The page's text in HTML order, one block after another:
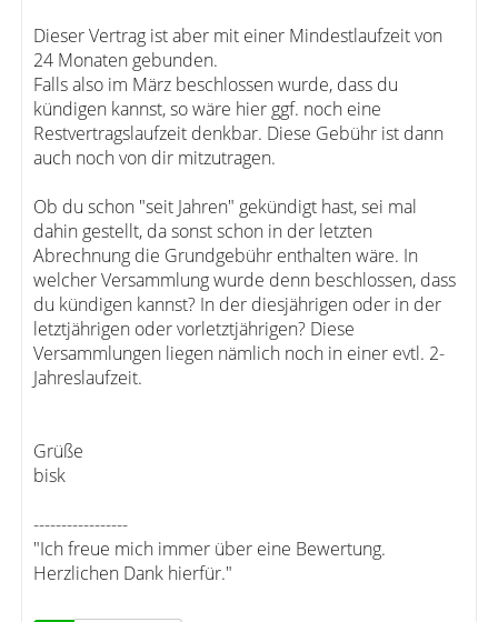
Dieser Vertrag ist aber mit einer Mindestlaufzeit von
24 Monaten gebunden.
Falls also im März beschlossen wurde, dass du
kündigen kannst, so wäre hier ggf. noch eine
Restvertragslaufzeit denkbar. Diese Gebühr ist dann
auch noch von dir mitzutragen.
Ob du schon "seit Jahren" gekündigt hast, sei mal
dahin gestellt, da sonst schon in der letzten
Abrechnung die Grundgebühr enthalten wäre. In
welcher Versammlung wurde denn beschlossen, dass
du kündigen kannst? In der diesjährigen oder in der
letztjährigen oder vorletztjährigen? Diese
Versammlungen liegen nämlich noch in einer evtl. 2-
Jahreslaufzeit.
Grüße
bisk
-----------------
"Ich freue mich immer über eine Bewertung.
Herzlichen Dank hierfür."